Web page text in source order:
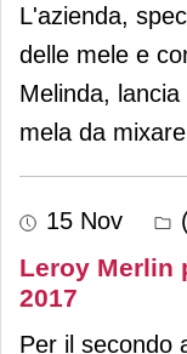
L'azienda,
delle mele e
Melinda,
mela da
15 Nov
Leroy Merlin
2017
Per il secondo